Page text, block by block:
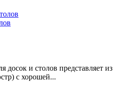
досок и столов представляет из
с хорошей...